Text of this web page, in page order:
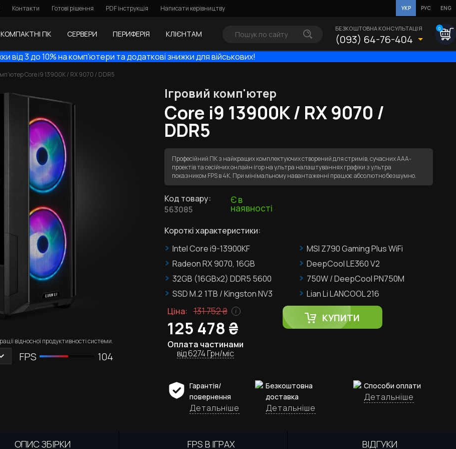
Контакти Готові рішення PDF інструкція Написати керівництву УКР РУС ENG
КОМПАКТНІ ПК СЕРВЕРИ ПЕРИФЕРІЯ КЛІЄНТАМ
БЕЗКОШТОВНА КОНСУЛЬТАЦІЯ
(093) 64-76-404
0
від 3 до 10% на комп’ютери та додаткові знижки для військових!
Core i9 13900K / RX 9070 / DDR5
відносної продуктивності системи.
FPS 104
Ігровий комп'ютер
Core i9 13900KF / RX 9070 /
DDR5
Професійний ПК з найкращих комплектуючих створений для стримів, сучасних ААА-
проектів та сесійних онлайн ігор на ультра налаштуваннях графіки з ультра
показником FPS в 4К. При мінімальному навантаженні працює абсолютно безшумно.
Код товару:
563085
Є в
наявності
Короткі характеристики:
Intel Core i9-13900KF
Radeon RX 9070, 16GB
32GB (16GBx2) DDR5 5600
SSD M.2 1TB / Kingston NV3
MSI Z790 Gaming Plus WiFi
DeepCool LE360 V2
750W / DeepCool PN750M
Lian Li LANCOOL 216
Ціна: 131 752₴ i
125,478 ₴ КУПИТИ
Оплата частинами
від 6274 Грн/міс
Гарантія/
повернення
Детальніше
Безкоштовна
доставка
Детальніше
Способи оплати
Детальніше
ОПИС ЗБІРКИ FPS В ІГРАХ ВІДГУКИ